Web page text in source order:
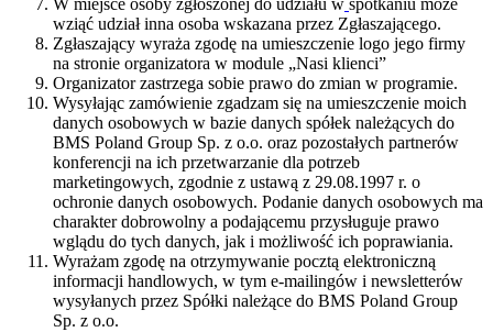
W miejsce osoby zgłoszonej do udziału w spotkaniu może
wziąć udział inna osoba wskazana przez Zgłaszającego.
Zgłaszający wyraża zgodę na umieszczenie logo jego firmy
na stronie organizatora w module „Nasi klienci”
Organizator zastrzega sobie prawo do zmian w programie.
Wysyłając zamówienie zgadzam się na umieszczenie moich
danych osobowych w bazie danych spółek należących do
BMS Poland Group Sp. z o.o. oraz pozostałych partnerów
konferencji na ich przetwarzanie dla potrzeb
marketingowych, zgodnie z ustawą z 29.08.1997 r. o
ochronie danych osobowych. Podanie danych osobowych ma
charakter dobrowolny a podającemu przysługuje prawo
wglądu do tych danych, jak i możliwość ich poprawiania.
Wyrażam zgodę na otrzymywanie pocztą elektroniczną
informacji handlowych, w tym e-mailingów i newsletterów
wysyłanych przez Spółki należące do BMS Poland Group
Sp. z o.o.